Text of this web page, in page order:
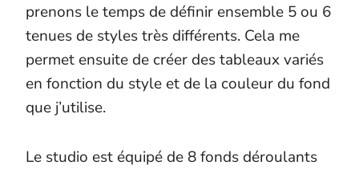
prenons le temps de définir ensemble 5 ou 6
tenues de styles très différents. Cela me
permet ensuite de créer des tableaux variés
en fonction du style et de la couleur du fond
que j’utilise.
Le studio est équipé de 8 fonds déroulants